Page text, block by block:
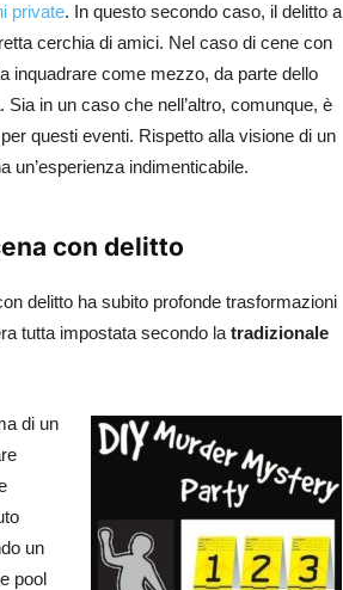
private. In questo secondo caso, il delitto a
cerchia di amici. Nel caso di cene con
inquadrare come mezzo, da parte dello
. Sia in un caso che nell’altro, comunque, è
questi eventi. Rispetto alla visione di un
un’esperienza indimenticabile.
con delitto
delitto ha subito profonde trasformazioni
tutta impostata secondo la tradizionale
di un
un
pool